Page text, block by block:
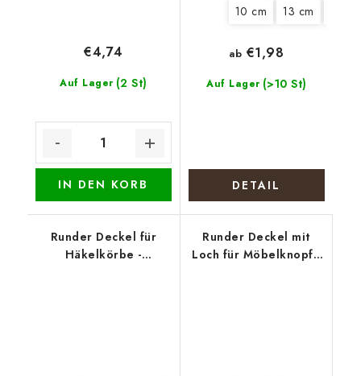
Auf Lager (2 St)
€4,74
IN DEN KORB
10 cm 13 cm
Auf Lager (>10 St)
ab €1,98
DETAIL
Runder Deckel für
Häkelkörbe -
Runder Deckel mit
Loch für Möbelknopf -